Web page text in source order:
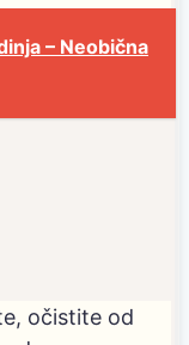
– Neobična
očistite od